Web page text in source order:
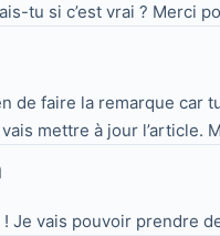
tu si c’est vrai ? Merci
de faire la remarque car
mettre à jour l’article.
Je vais pouvoir prendre